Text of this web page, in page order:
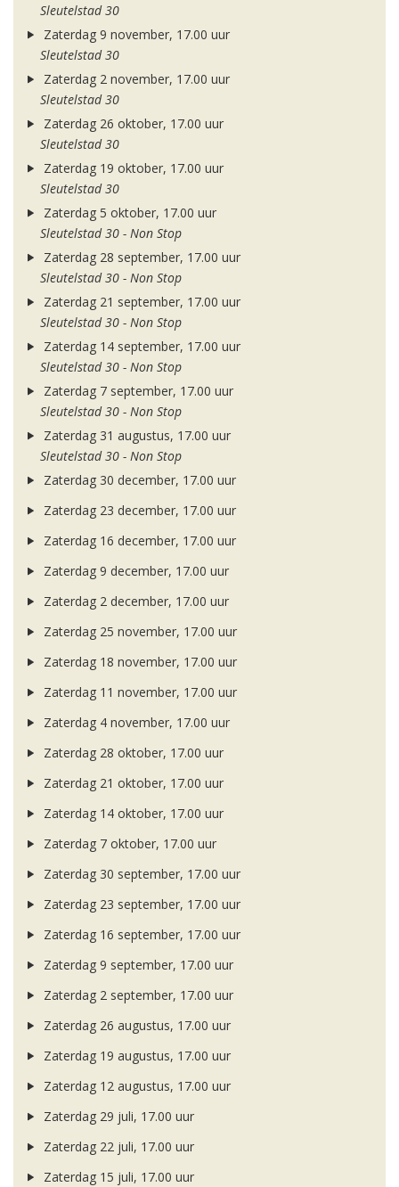
Sleutelstad 30
Zaterdag 9 november, 17.00 uur
Sleutelstad 30
Zaterdag 2 november, 17.00 uur
Sleutelstad 30
Zaterdag 26 oktober, 17.00 uur
Sleutelstad 30
Zaterdag 19 oktober, 17.00 uur
Sleutelstad 30
Zaterdag 5 oktober, 17.00 uur
Sleutelstad 30 - Non Stop
Zaterdag 28 september, 17.00 uur
Sleutelstad 30 - Non Stop
Zaterdag 21 september, 17.00 uur
Sleutelstad 30 - Non Stop
Zaterdag 14 september, 17.00 uur
Sleutelstad 30 - Non Stop
Zaterdag 7 september, 17.00 uur
Sleutelstad 30 - Non Stop
Zaterdag 31 augustus, 17.00 uur
Sleutelstad 30 - Non Stop
Zaterdag 30 december, 17.00 uur
Zaterdag 23 december, 17.00 uur
Zaterdag 16 december, 17.00 uur
Zaterdag 9 december, 17.00 uur
Zaterdag 2 december, 17.00 uur
Zaterdag 25 november, 17.00 uur
Zaterdag 18 november, 17.00 uur
Zaterdag 11 november, 17.00 uur
Zaterdag 4 november, 17.00 uur
Zaterdag 28 oktober, 17.00 uur
Zaterdag 21 oktober, 17.00 uur
Zaterdag 14 oktober, 17.00 uur
Zaterdag 7 oktober, 17.00 uur
Zaterdag 30 september, 17.00 uur
Zaterdag 23 september, 17.00 uur
Zaterdag 16 september, 17.00 uur
Zaterdag 9 september, 17.00 uur
Zaterdag 2 september, 17.00 uur
Zaterdag 26 augustus, 17.00 uur
Zaterdag 19 augustus, 17.00 uur
Zaterdag 12 augustus, 17.00 uur
Zaterdag 29 juli, 17.00 uur
Zaterdag 22 juli, 17.00 uur
Zaterdag 15 juli, 17.00 uur